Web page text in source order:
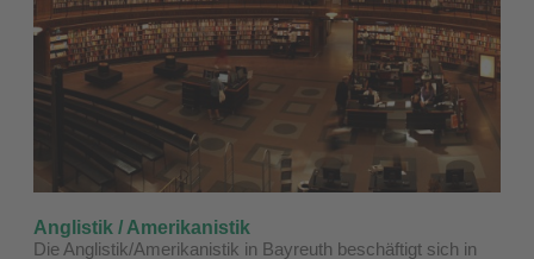
Anglistik / Amerikanistik
Die Anglistik/Amerikanistik in Bayreuth beschäftigt sich in